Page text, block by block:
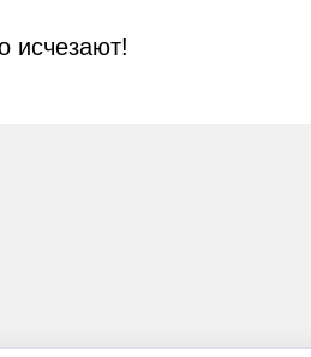
исчезают!